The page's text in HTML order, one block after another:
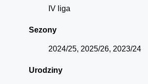
IV liga
Sezony
2024/25, 2025/26, 2023/24
Urodziny